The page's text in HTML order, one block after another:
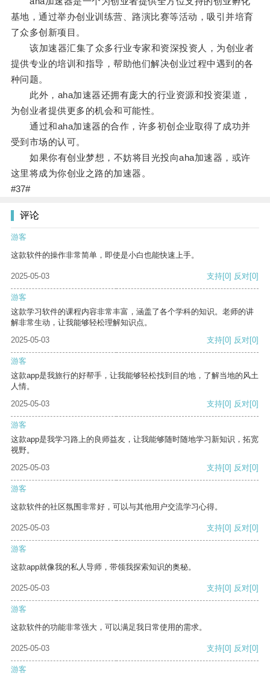
基地，通过举办创业训练营、路演比赛等活动，吸引并培育
了众多创新项目。
该加速器汇集了众多行业专家和资深投资人，为创业者
提供专业的培训和指导，帮助他们解决创业过程中遇到的各
种问题。
此外，aha加速器还拥有庞大的行业资源和投资渠道，
为创业者提供更多的机会和可能性。
通过和aha加速器的合作，许多初创企业取得了成功并
受到市场的认可。
如果你有创业梦想，不妨将目光投向aha加速器，或许
这里将成为你创业之路的加速器。
#37#
评论
游客
这款软件的操作非常简单，即使是小白也能快速上手。
2025-05-03 支持[0] 反对[0]
游客
这款学习软件的课程内容非常丰富，涵盖了各个学科的知识。老师的讲
解非常生动，让我能够轻松理解知识点。
2025-05-03
支持[0] 反对[0]
游客
这款app是我旅行的好帮手，让我能够轻松找到目的地，了解当地的风土
人情。
2025-05-03
支持[0] 反对[0]
游客
这款app是我学习路上的良师益友，让我能够随时随地学习新知识，拓宽
视野。
2025-05-03
支持[0] 反对[0]
游客
这款软件的社区氛围非常好，可以与其他用户交流学习心得。
2025-05-03 支持[0] 反对[0]
游客
这款app就像我的私人导师，带领我探索知识的奥秘。
2025-05-03 支持[0] 反对[0]
游客
这款软件的功能非常强大，可以满足我日常使用的需求。
2025-05-03 支持[0] 反对[0]
游客